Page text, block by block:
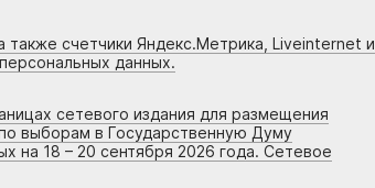
также счетчики Яндекс.Метрика, Liveinternet и
данных.
сетевого издания для размещения
выборам в Государственную Думу
на 18 – 20 сентября 2026 года. Сетевое